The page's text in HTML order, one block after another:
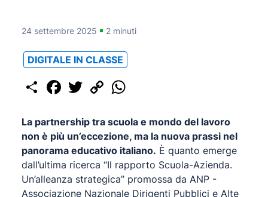
24 settembre 2025 2 minuti
DIGITALE IN CLASSE
Share Facebook
Twitter Copy
Link
La partnership tra scuola e mondo del lavoro
non è più un’eccezione, ma la nuova prassi nel
panorama educativo italiano. È quanto emerge
dall’ultima ricerca “Il rapporto Scuola-Azienda.
Un’alleanza strategica” promossa da ANP -
Associazione Nazionale Dirigenti Pubblici e Alte